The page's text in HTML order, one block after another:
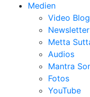
Medien
Video Blog
Newsletter
Metta
Audios
Mantra
Fotos
YouTube